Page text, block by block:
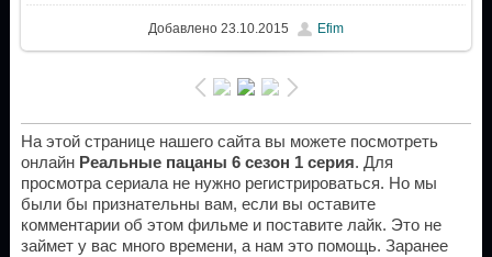
Добавлено23.10.2015 Efim
На этой странице нашего сайта вы можете посмотреть
онлайн Реальные пацаны 6 сезон 1 серия. Для
просмотра сериала не нужно регистрироваться. Но мы
были бы признательны вам, если вы оставите
комментарии об этом фильме и поставите лайк. Это не
займет у вас много времени, а нам это помощь. Заранее